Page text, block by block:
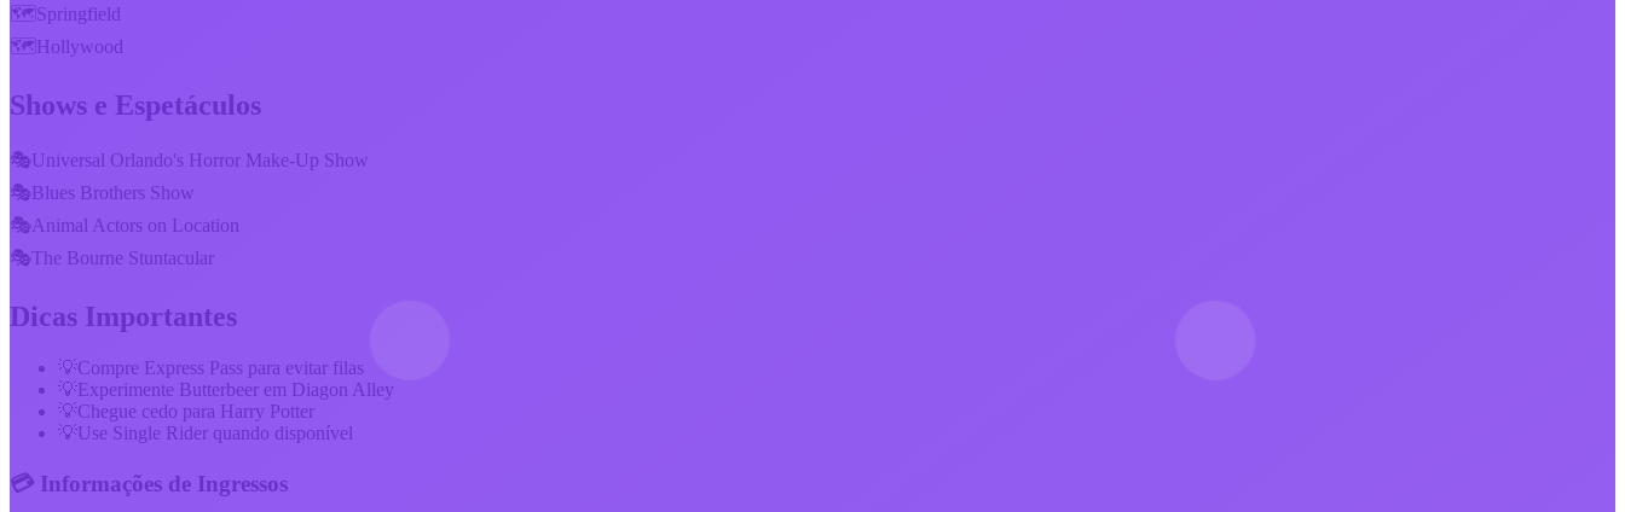
🗺️Springfield
🗺️Hollywood
Shows e Espetáculos
🎭Universal Orlando's Horror Make-Up Show
🎭Blues Brothers Show
🎭Animal Actors on Location
🎭The Bourne Stuntacular
Dicas Importantes
💡Compre Express Pass para evitar filas
💡Experimente Butterbeer em Diagon Alley
💡Chegue cedo para Harry Potter
💡Use Single Rider quando disponível
💳 Informações de Ingressos